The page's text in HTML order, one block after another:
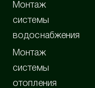
Монтаж
системы
водоснабжения
Монтаж
системы
отопления